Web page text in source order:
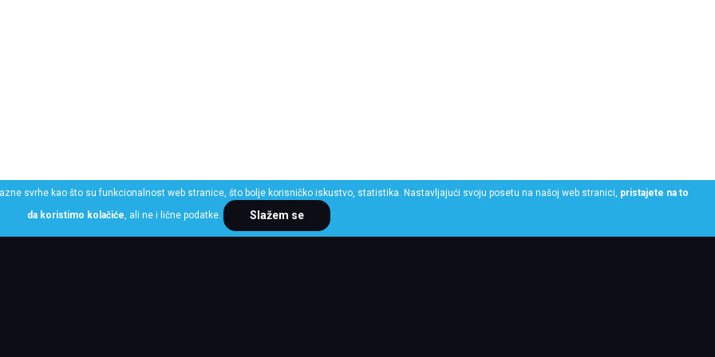
svrhe kao što su funkcionalnost web stranice, što bolje korisničko iskustvo, statistika. Nastavljajući svoju posetu na našoj web stranici, pristajete na to
da koristimo kolačiće , ali ne i lične podatke. Slažem se